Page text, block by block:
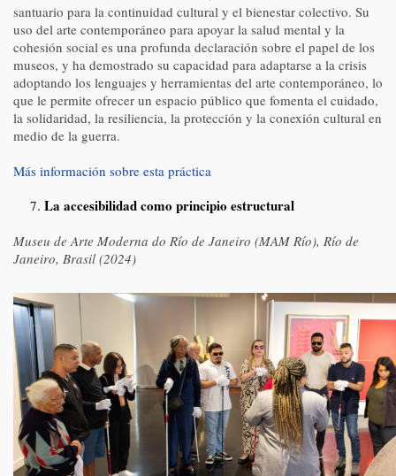
santuario para la continuidad cultural y el bienestar colectivo. Su
uso del arte contemporáneo para apoyar la salud mental y la
cohesión social es una profunda declaración sobre el papel de los
museos, y ha demostrado su capacidad para adaptarse a la crisis
adoptando los lenguajes y herramientas del arte contemporáneo, lo
que le permite ofrecer un espacio público que fomenta el cuidado,
la solidaridad, la resiliencia, la protección y la conexión cultural en
medio de la guerra.
Más información sobre esta práctica
La accesibilidad como principio estructural
Museu de Arte Moderna do Río de Janeiro (MAM Río), Río de
Janeiro, Brasil (2024)